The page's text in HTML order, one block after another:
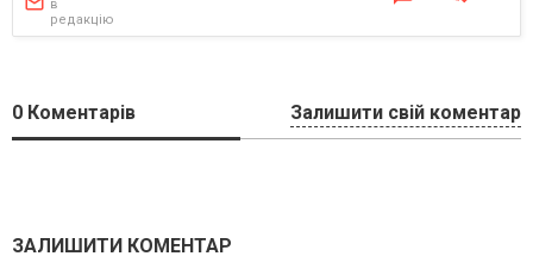
в
редакцію
0 Коментарів Залишити свій коментар
ЗАЛИШИТИ КОМЕНТАР